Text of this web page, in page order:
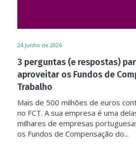
24 Junho de 2026
3 perguntas (e respostas)
aproveitar os Fundos de
Trabalho
Mais de 500 milhões de euros
no FCT. A sua empresa é uma
milhares de empresas
os Fundos de Compensação do...